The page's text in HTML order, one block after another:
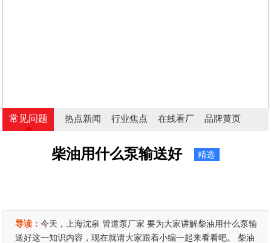
常见问题 热点新闻 行业焦点 在线看厂 品牌黄页
柴油用什么泵输送好 精选
导读：今天，上海沈泉 管道泵厂家 要为大家讲解柴油用什么泵输
送好这一知识内容，现在就请大家跟着小编一起来看看吧。 柴油